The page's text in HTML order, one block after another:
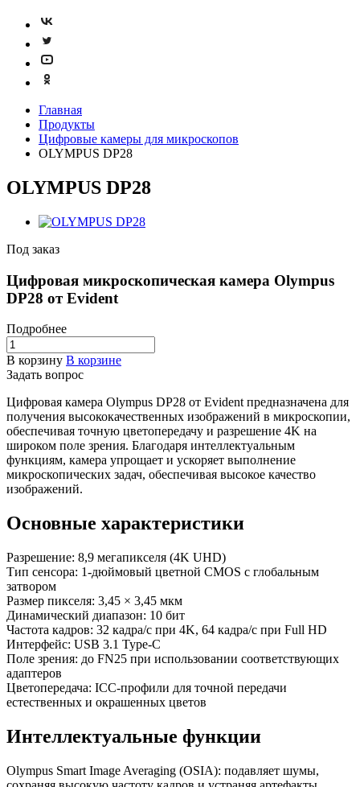
Главная
Продукты
Цифровые камеры для микроскопов
OLYMPUS DP28
OLYMPUS DP28
Под заказ
Цифровая микроскопическая камера Olympus
DP28 от Evident
Подробнее
В корзину В корзине
Задать вопрос
Цифровая камера Olympus DP28 от Evident предназначена для
получения высококачественных изображений в микроскопии,
обеспечивая точную цветопередачу и разрешение 4K на
широком поле зрения. Благодаря интеллектуальным
функциям, камера упрощает и ускоряет выполнение
микроскопических задач, обеспечивая высокое качество
изображений.
Основные характеристики
Разрешение: 8,9 мегапикселя (4K UHD)
Тип сенсора: 1-дюймовый цветной CMOS с глобальным
затвором
Размер пикселя: 3,45 × 3,45 мкм
Динамический диапазон: 10 бит
Частота кадров: 32 кадра/с при 4K, 64 кадра/с при Full HD
Интерфейс: USB 3.1 Type-C
Поле зрения: до FN25 при использовании соответствующих
адаптеров
Цветопередача: ICC-профили для точной передачи
естественных и окрашенных цветов
Интеллектуальные функции
Olympus Smart Image Averaging (OSIA): подавляет шумы,